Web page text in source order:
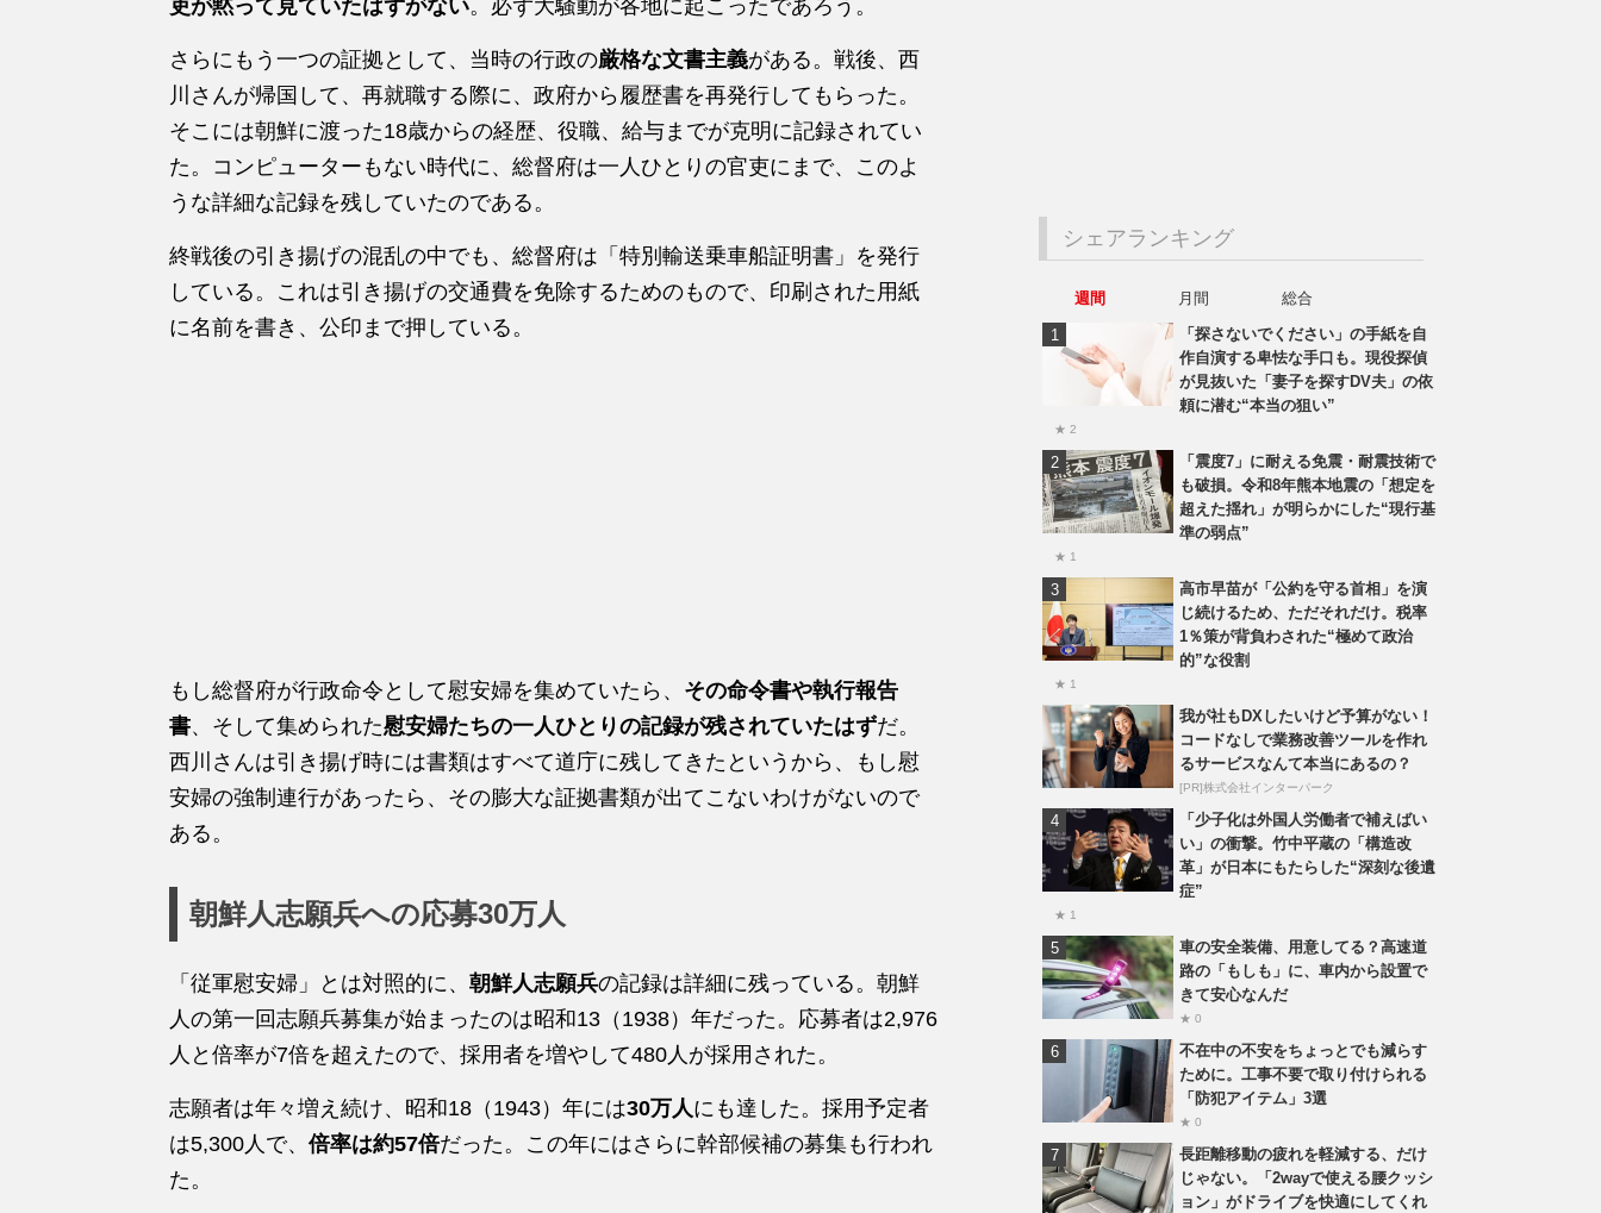
吏が黙って見ていたはずがない。必ず大騒動が各地に起こったであろう。
さらにもう一つの証拠として、当時の行政の厳格な文書主義がある。戦後、西
川さんが帰国して、再就職する際に、政府から履歴書を再発行してもらった。
そこには朝鮮に渡った18歳からの経歴、役職、給与までが克明に記録されてい
た。コンピューターもない時代に、総督府は一人ひとりの官吏にまで、このよ
うな詳細な記録を残していたのである。
終戦後の引き揚げの混乱の中でも、総督府は「特別輸送乗車船証明書」を発行
している。これは引き揚げの交通費を免除するためのもので、印刷された用紙
に名前を書き、公印まで押している。
もし総督府が行政命令として慰安婦を集めていたら、 その命令書や執行報告
書、そして集められた慰安婦たちの一人ひとりの記録が残されていたはずだ。
西川さんは引き揚げ時には書類はすべて道庁に残してきたというから、もし慰
安婦の強制連行があったら、その膨大な証拠書類が出てこないわけがないので
ある。
朝鮮人志願兵への応募30万人
「従軍慰安婦」とは対照的に、 朝鮮人志願兵の記録は詳細に残っている。朝鮮
人の第一回志願兵募集が始まったのは昭和13（1938）年だった。応募者は2,976
人と倍率が7倍を超えたので、採用者を増やして480人が採用された。
志願者は年々増え続け、昭和18（1943）年には30万人にも達した。採用予定者
は5,300人で、 倍率は約57倍だった。この年にはさらに幹部候補の募集も行われ
た。
シェアランキング
週間 月間
総合
「探さないでください」の手紙を自
作自演する卑怯な手口も。現役探偵
が見抜いた「妻子を探すDV夫」の依
頼に潜む“本当の狙い”
★ 2
「震度7」に耐える免震・耐震技術で
も破損。令和8年熊本地震の「想定を
超えた揺れ」が明らかにした“現行基
準の弱点”
★ 1
高市早苗が「公約を守る首相」を演
じ続けるため、ただそれだけ。税率
1％策が背負わされた“極めて政治
的”な役割
★ 1
我が社もDXしたいけど予算がない！
コードなしで業務改善ツールを作れ
るサービスなんて本当にあるの？
[PR]株式会社インターパーク
「少子化は外国人労働者で補えばい
い」の衝撃。竹中平蔵の「構造改
革」が日本にもたらした“深刻な後遺
症”
★ 1
車の安全装備、用意してる？高速道
路の「もしも」に、車内から設置で
きて安心なんだ
★ 0
不在中の不安をちょっとでも減らす
ために。工事不要で取り付けられる
「防犯アイテム」3選
★ 0
長距離移動の疲れを軽減する、だけ
じゃない。「2wayで使える腰クッシ
ョン」がドライブを快適にしてくれ